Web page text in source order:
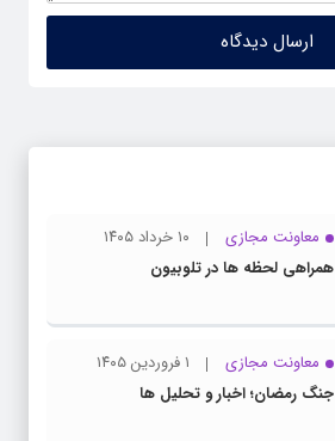
معاونت مجازی
۱۰ خرداد ۱۴۰۵
همراهی لحظه ها در تلوبیون
معاونت مجازی
۱ فروردین ۱۴۰۵
جنگ رمضان؛ اخبار و تحلیل ها